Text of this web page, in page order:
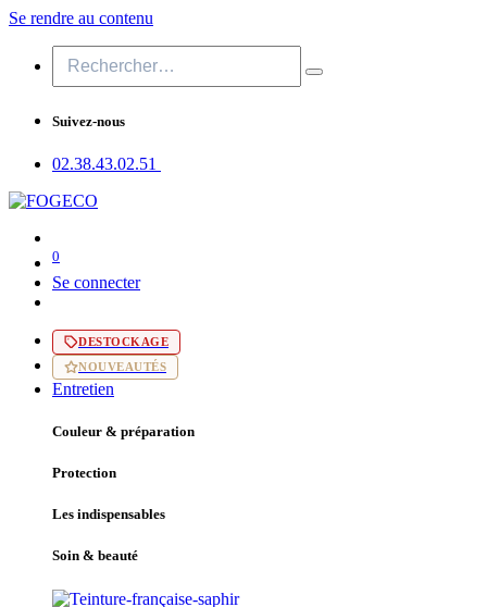
Se rendre au contenu
Suivez-nous
02.38.43​.02.51
0
Se connecter
DESTOCKAGE
NOUVEAUTÉS
Entretien
Couleur & préparation
Protection
Les indispensables
Soin & beauté